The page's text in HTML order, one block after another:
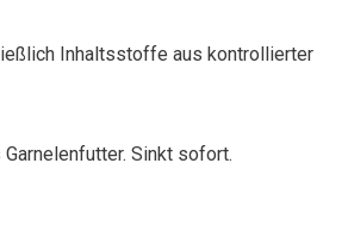
Inhaltsstoffe aus kontrollierter
Sinkt sofort.